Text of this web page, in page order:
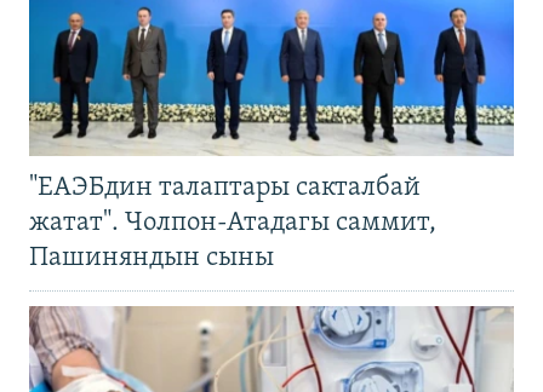
"ЕАЭБдин талаптары сакталбай
жатат". Чолпон-Атадагы саммит,
Пашиняндын сыны